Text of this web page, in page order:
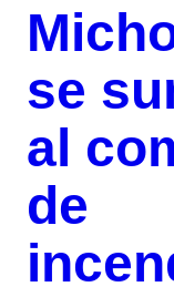
se
al
de